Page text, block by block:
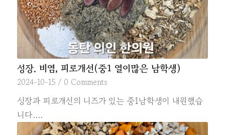
성장. 비염, 피로개선(중1 열이많은 남학생)
2024-10-15 / 0 Comments
성장과 피로개선의 니즈가 있는 중1남학생이 내원했습
니다.…